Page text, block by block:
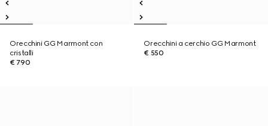
Orecchini GG Marmont con
cristalli
€ 790
Orecchini a cerchio GG Marmont
€ 550